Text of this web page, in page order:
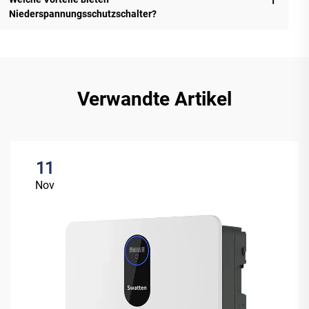
Niederspannungsschutzschalter?
Verwandte Artikel
11
Nov